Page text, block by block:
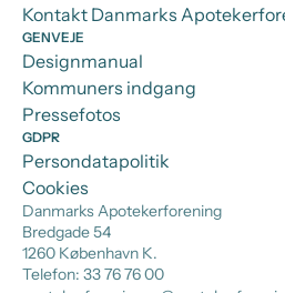
Danmarks Apotekerforening
Bredgade 54
1260 København K.
Telefon: 33 76 76 00
Kontakt Danmarks
GENVEJE
Designmanual
Kommuners indgang
Pressefotos
GDPR
Persondatapolitik
Cookies